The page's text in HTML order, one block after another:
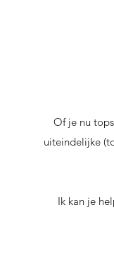
Of je nu
uiteindelijke
Ik kan je